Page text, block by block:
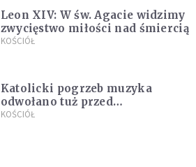
Leon XIV: W św. Agacie widzimy
zwycięstwo miłości nad śmiercią
KOŚCIÓŁ
Katolicki pogrzeb muzyka
odwołano tuż przed
uroczystością. Powodem była
KOŚCIÓŁ